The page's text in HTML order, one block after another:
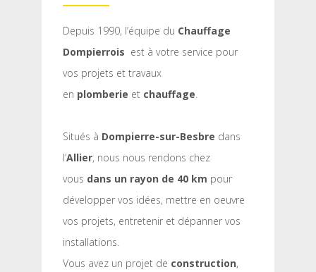
Depuis 1990, l’équipe du Chauffage
Dompierrois est à votre service pour
vos projets et travaux
en plomberie et chauffage.
Situés à Dompierre-sur-Besbre dans
l’Allier, nous nous rendons chez
vous dans un rayon de 40 km pour
développer vos idées, mettre en oeuvre
vos projets, entretenir et dépanner vos
installations.
Vous avez un projet de construction,